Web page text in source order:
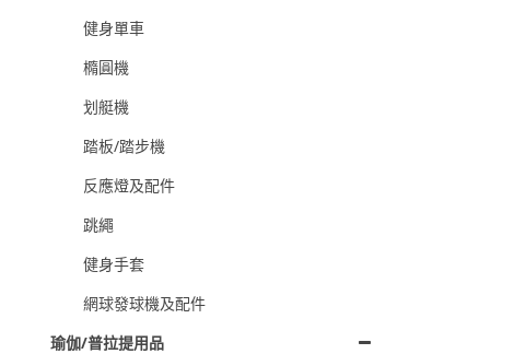
健身單車
橢圓機
划艇機
踏板/踏步機
反應燈及配件
跳繩
健身手套
網球發球機及配件
瑜伽/普拉提用品